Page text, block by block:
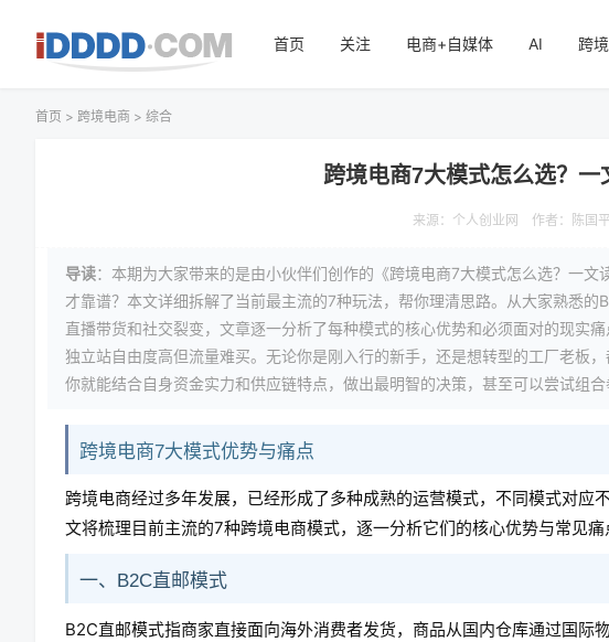
首页 关注 电商+自媒体 AI 跨
首页 > 跨境电商 > 综合
跨境电商7大模式怎么选？
来源： 个人创业网 作者：陈国平
导读：本期为大家带来的是由小伙伴们创作的《跨境电商7大模式怎么选？一
才靠谱？本文详细拆解了当前最主流的7种玩法，帮你理清思路。从大家熟悉的
直播带货和社交裂变，文章逐一分析了每种模式的核心优势和必须面对的现实
独立站自由度高但流量难买。无论你是刚入行的新手，还是想转型的工厂老板
你就能结合自身资金实力和供应链特点，做出最明智的决策，甚至可以尝试组
跨境电商7大模式优势与痛点
跨境电商经过多年发展，已经形成了多种成熟的运营模式，不同模式对
文将梳理目前主流的7种跨境电商模式，逐一分析它们的核心优势与常见痛
一、B2C直邮模式
B2C直邮模式指商家直接面向海外消费者发货，商品从国内仓库通过国际